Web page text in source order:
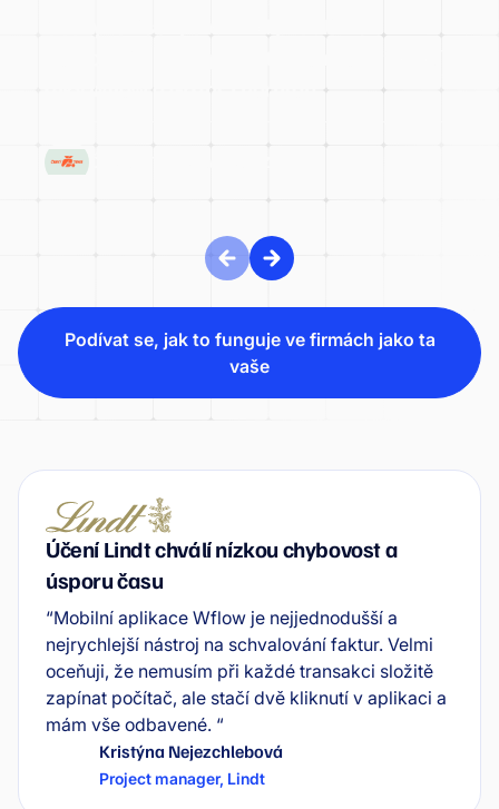
Podívat se, jak to funguje ve firmách jako ta
vaše
Účení Lindt chválí nízkou chybovost a
úsporu času
“Mobilní aplikace Wflow je nejjednodušší a
nejrychlejší nástroj na schvalování faktur. Velmi
oceňuji, že nemusím při každé transakci složitě
zapínat počítač, ale stačí dvě kliknutí v aplikaci a
mám vše odbavené. “
Kristýna Nejezchlebová
Project manager, Lindt